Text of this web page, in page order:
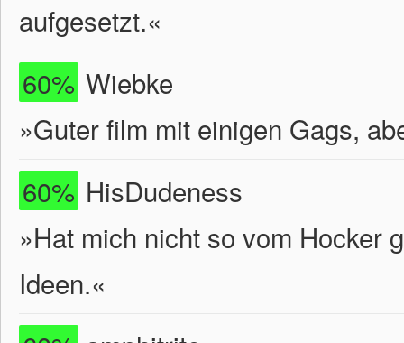
aufgesetzt.«
60% Wiebke
»Guter film mit einigen Gags,
60% HisDudeness
»Hat mich nicht so vom Hocker
Ideen.«